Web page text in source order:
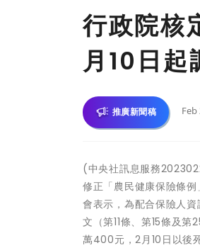
行政院核
月10日起
推廣新聞稿 Feb
(中央社訊息服務
修正「農民健康保險條
會表示，為配合保險人
文（第11條、第15條及
萬400元，2月10日以後